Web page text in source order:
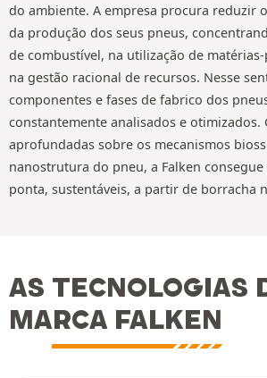
do ambiente. A empresa procura reduzir
da produção dos seus pneus,
de combustível, na utilização de
na gestão racional de recursos. Nesse
componentes e fases de fabrico dos
constantemente analisados e otimizados.
aprofundadas sobre os mecanismos
nanostrutura do pneu, a Falken
ponta, sustentáveis, a partir de borracha
AS TECNOLOGIAS
MARCA FALKEN